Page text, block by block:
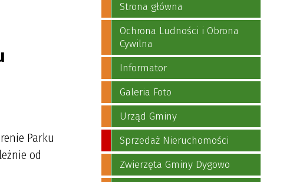
Parku
od
Strona główna
Ochrona Ludności i Obrona
Cywilna
Informator
Galeria Foto
Urząd Gminy
Sprzedaż Nieruchomości
Zwierzęta Gminy Dygowo